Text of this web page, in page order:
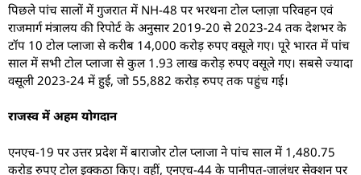
पिछले पांच सालों में गुजरात में NH-48 पर भरथना टोल प्लाज़ा परिवहन एवं
राजमार्ग मंत्रालय की रिपोर्ट के अनुसार 2019-20 से 2023-24 तक देशभर के
टॉप 10 टोल प्लाजा से करीब 14,000 करोड़ रुपए वसूले गए। पूरे भारत में पांच
साल में सभी टोल प्लाजा से कुल 1.93 लाख करोड़ रुपए वसूले गए। सबसे ज्यादा
वसूली 2023-24 में हुई, जो 55,882 करोड़ रुपए तक पहुंच गई।
राजस्व में अहम योगदान
एनएच-19 पर उत्तर प्रदेश में बाराजोर टोल प्लाजा ने पांच साल में 1,480.75
करोड़ रुपए टोल इक्कठा किए। वहीं, एनएच-44 के पानीपत-जालंधर सेक्शन पर